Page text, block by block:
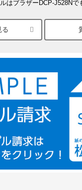
はブラザーDCP-J528Nで
パーにEPSON EP-30VAで
対応してますか
で離型紙が透明の商品は
ラベルのロールタイプは
の包装紙に適した紙
る